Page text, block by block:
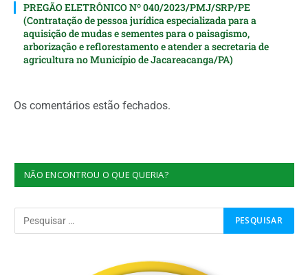
PREGÃO ELETRÔNICO Nº 040/2023/PMJ/SRP/PE
(Contratação de pessoa jurídica especializada para a
aquisição de mudas e sementes para o paisagismo,
arborização e reflorestamento e atender a secretaria de
agricultura no Município de Jacareacanga/PA)
Os comentários estão fechados.
NÃO ENCONTROU O QUE QUERIA?